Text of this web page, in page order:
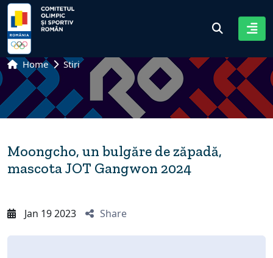
Home Stiri
Moongcho, un bulgăre de zăpadă,
mascota JOT Gangwon 2024
Jan 19 2023 Share